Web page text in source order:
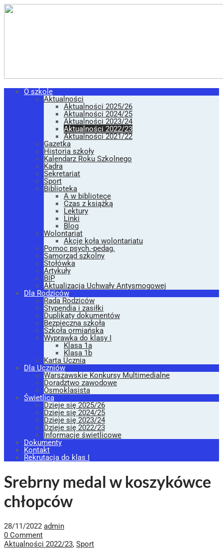
O szkole
Aktualności
Aktualności 2025/26
Aktualności 2024/25
Aktualności 2023/24
Aktualności 2022/23
Aktualności 2021/22
Gazetka
Historia szkoły
Kalendarz Roku Szkolnego
Kadra
Sekretariat
Sport
Biblioteka
A w bibliotece
Czas z książką
Lektury
Linki
Blog
Wolontariat
Akcje koła wolontariatu
Pomoc psych.-pedag.
Samorząd szkolny
Stołówka
Artykuły
BIP
Aktualizacja Uchwały Antysmogowej
Dla Rodziców
Rada Rodziców
Stypendia i zasiłki
Duplikaty dokumentów
Bezpieczna szkoła
Szkoła ormiańska
Wyprawka do klasy I
Klasa 1a
Klasa 1b
Karta Ucznia
Dla Uczniów
Warszawskie Konkursy Multimedialne
Doradztwo zawodowe
Ósmoklasista
Świetlica
Dzieje się 2025/26
Dzieje się 2024/25
Dzieje się 2023/24
Dzieje się 2022/23
Informacje świetlicowe
Dokumenty
Kontakt
Rekrutacja do klas I
Srebrny medal w koszykówce
chłopców
28/11/2022 admin
0 Comment
Aktualności 2022/23, Sport